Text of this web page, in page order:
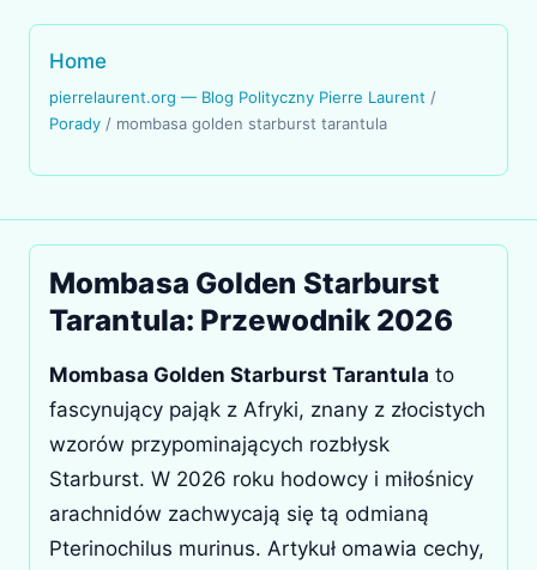
Home
pierrelaurent.org — Blog Polityczny Pierre Laurent /
Porady / mombasa golden starburst tarantula
Mombasa Golden Starburst
Tarantula: Przewodnik 2026
Mombasa Golden Starburst Tarantula to
fascynujący pająk z Afryki, znany z złocistych
wzorów przypominających rozbłysk
Starburst. W 2026 roku hodowcy i miłośnicy
arachnidów zachwycają się tą odmianą
Pterinochilus murinus. Artykuł omawia cechy,